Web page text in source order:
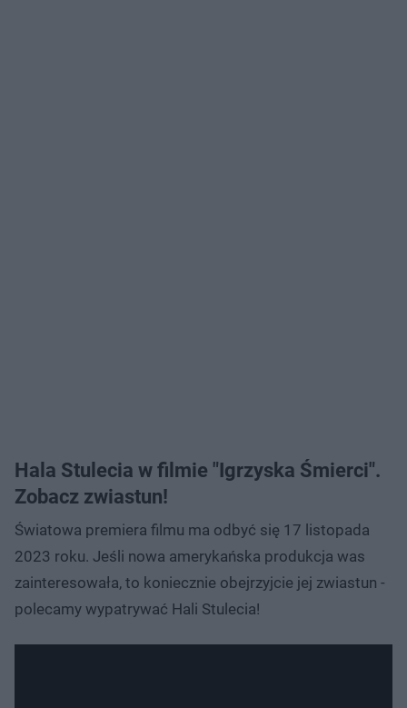
Hala Stulecia w filmie "Igrzyska Śmierci".
Zobacz zwiastun!
Światowa premiera filmu ma odbyć się 17 listopada
2023 roku. Jeśli nowa amerykańska produkcja was
zainteresowała, to koniecznie obejrzyjcie jej zwiastun -
polecamy wypatrywać Hali Stulecia!